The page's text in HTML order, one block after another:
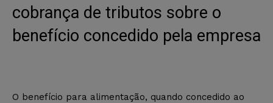
cobrança de tributos sobre o
benefício concedido pela empresa
O benefício para alimentação, quando concedido ao